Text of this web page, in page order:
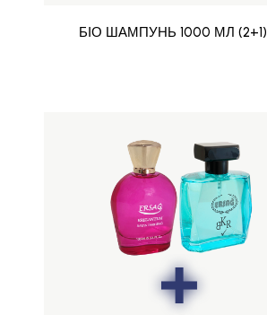
БІО ШАМПУНЬ 1000 МЛ (2+1)